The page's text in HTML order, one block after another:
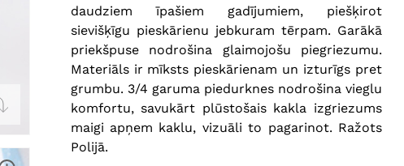
daudziem īpašiem gadījumiem, piešķirot
sievišķīgu pieskārienu jebkuram tērpam. Garākā
priekšpuse nodrošina glaimojošu piegriezumu.
Materiāls ir mīksts pieskārienam un izturīgs pret
grumbu. 3/4 garuma piedurknes nodrošina vieglu
komfortu, savukārt plūstošais kakla izgriezums
maigi apņem kaklu, vizuāli to pagarinot. Ražots
Polijā.